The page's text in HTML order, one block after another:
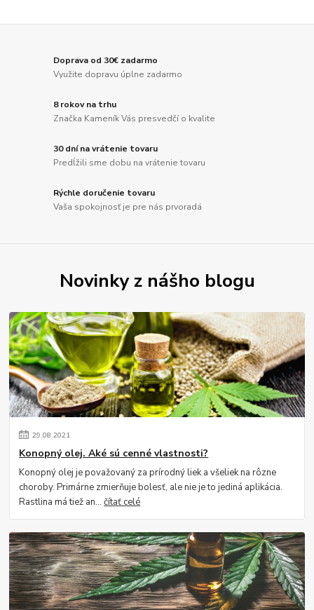
Doprava od 30€ zadarmo
Využite dopravu úplne zadarmo
8 rokov na trhu
Značka Kameník Vás presvedčí o kvalite
30 dní na vrátenie tovaru
Predĺžili sme dobu na vrátenie tovaru
Rýchle doručenie tovaru
Vaša spokojnosť je pre nás prvoradá
Novinky z nášho blogu
29.08.2021
Konopný olej. Aké sú cenné vlastnosti?
Konopný olej je považovaný za prírodný liek a všeliek na rôzne
choroby. Primárne zmierňuje bolesť, ale nie je to jediná aplikácia.
Rastlina má tiež an...čítať celé